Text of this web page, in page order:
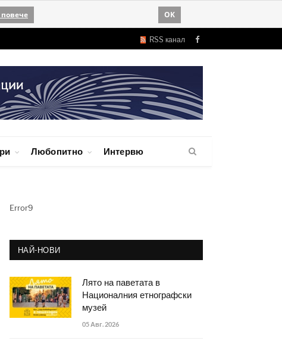
OK
RSS канал Facebook
Любопитно Интервю
Error9
НАЙ-НОВИ
Лято на паветата в
Националния етнографски
музей
05 Авг. 2026